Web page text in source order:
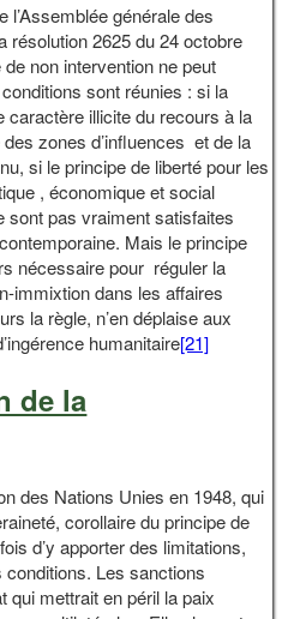
générale des
résolution 2625 du 24 octobre
non intervention ne peut
sont réunies : si la
caractère illicite du recours à la
zones d’influences et de la
si le principe de liberté pour les
, économique et social
pas vraiment satisfaites
Mais le principe
nécessaire pour réguler la
immixtion dans les affaires
la règle, n’en déplaise aux
humanitaire[21]
de la
Nations Unies en 1948, qui
corollaire du principe de
d’y apporter des limitations,
Les sanctions
qui mettrait en péril la paix